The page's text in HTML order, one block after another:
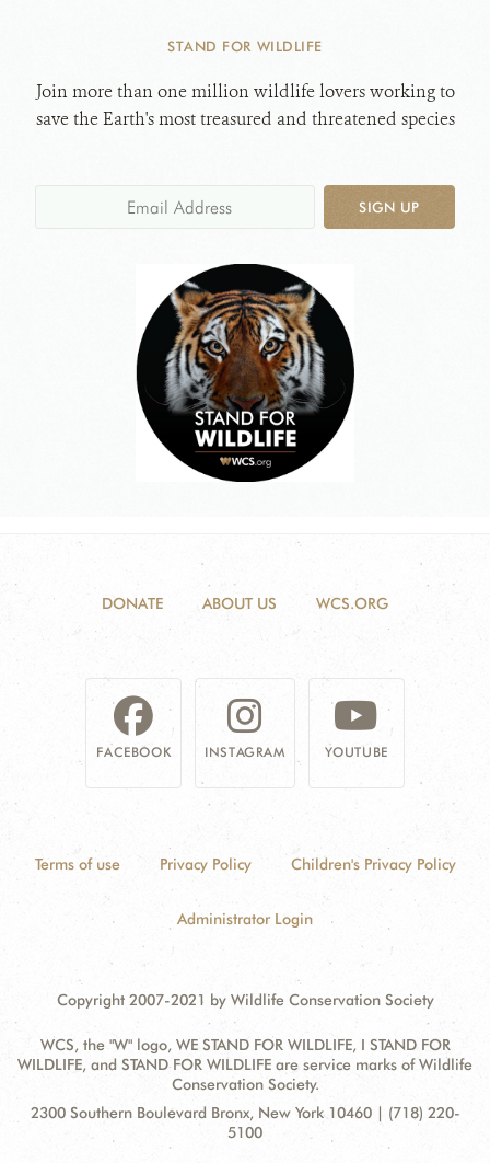
STAND FOR WILDLIFE
Join more than one million wildlife lovers working to
save the Earth's most treasured and threatened species
SIGN UP
DONATE ABOUT US WCS.ORG
FACEBOOK INSTAGRAM YOUTUBE
Terms of use Privacy Policy Children's Privacy Policy
Administrator Login
Copyright 2007-2021 by Wildlife Conservation Society
WCS, the "W" logo, WE STAND FOR WILDLIFE, I STAND FOR
WILDLIFE, and STAND FOR WILDLIFE are service marks of Wildlife
Conservation Society.
Contact
Address:
2300 Southern Boulevard Bronx, New York 10460 | (718) 220-
5100